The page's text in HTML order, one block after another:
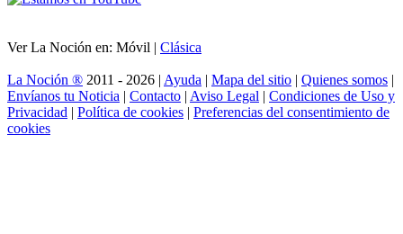
Ver La Noción en: Móvil | Clásica
La Noción ® 2011 - 2026 | Ayuda | Mapa del sitio | Quienes somos |
Envíanos tu Noticia | Contacto | Aviso Legal | Condiciones de Uso y
Privacidad | Política de cookies | Preferencias del consentimiento de
cookies